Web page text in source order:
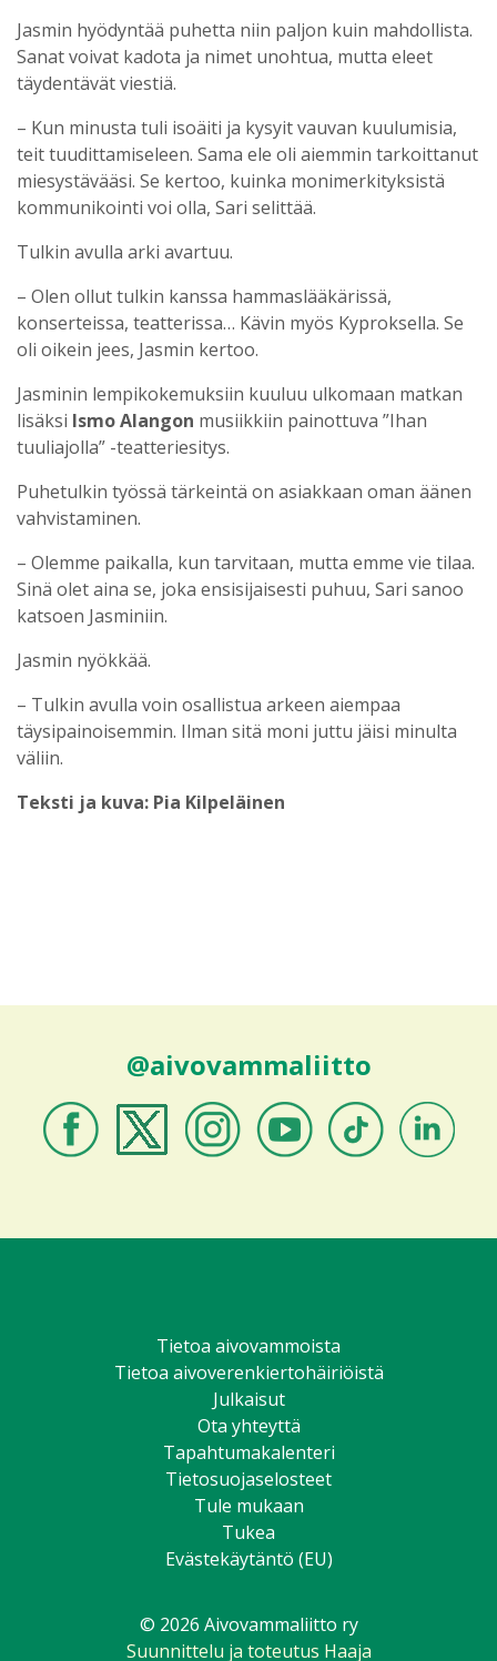
Jasmin hyödyntää puhetta niin paljon kuin mahdollista.
Sanat voivat kadota ja nimet unohtua, mutta eleet
täydentävät viestiä.
– Kun minusta tuli isoäiti ja kysyit vauvan kuulumisia,
teit tuudittamiseleen. Sama ele oli aiemmin tarkoittanut
miesystävääsi. Se kertoo, kuinka monimerkityksistä
kommunikointi voi olla, Sari selittää.
Tulkin avulla arki avartuu.
– Olen ollut tulkin kanssa hammaslääkärissä,
konserteissa, teatterissa… Kävin myös Kyproksella. Se
oli oikein jees, Jasmin kertoo.
Jasminin lempikokemuksiin kuuluu ulkomaan matkan
lisäksi Ismo Alangon musiikkiin painottuva ”Ihan
tuuliajolla” -teatteriesitys.
Puhetulkin työssä tärkeintä on asiakkaan oman äänen
vahvistaminen.
– Olemme paikalla, kun tarvitaan, mutta emme vie tilaa.
Sinä olet aina se, joka ensisijaisesti puhuu, Sari sanoo
katsoen Jasminiin.
Jasmin nyökkää.
– Tulkin avulla voin osallistua arkeen aiempaa
täysipainoisemmin. Ilman sitä moni juttu jäisi minulta
väliin.
Teksti ja kuva: Pia Kilpeläinen
@aivovammaliitto
Tietoa aivovammoista
Tietoa aivoverenkiertohäiriöistä
Julkaisut
Ota yhteyttä
Tapahtumakalenteri
Tietosuojaselosteet
Tule mukaan
Tukea
Evästekäytäntö (EU)
© 2026 Aivovammaliitto ry
Suunnittelu ja toteutus Haaja